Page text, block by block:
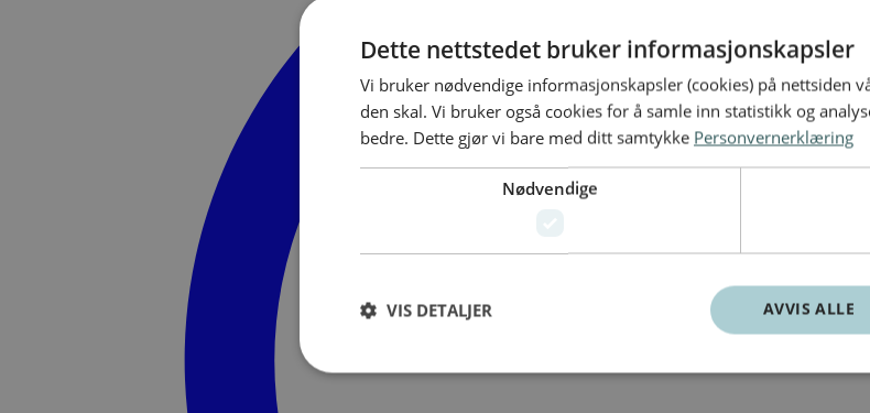
Dette nettstedet bruker informasjonskapsler
Vi bruker nødvendige informasjonskapsler (cookies) på nettsiden
den skal. Vi bruker også cookies for å samle inn statistikk og
bedre. Dette gjør vi bare med ditt samtykke Personvernerklæring
Nødvendige
AVVIS ALLE
VIS DETALJER